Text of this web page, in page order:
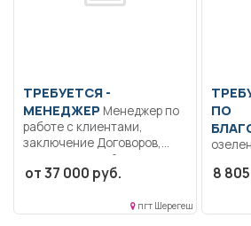
ТРЕБУЕТСЯ -
МЕНЕДЖЕР
работе с клиентами,
заключение Договоров,
прием платежей.....
от 37 000 руб.
пгт Шерегеш
ПО
8